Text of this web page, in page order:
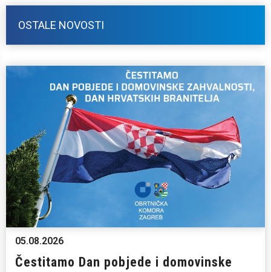
OSTALE NOVOSTI
05.08.2026
Čestitamo Dan pobjede i domovinske